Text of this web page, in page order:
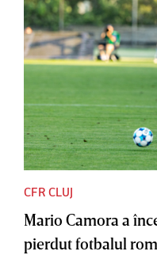
CFR CLUJ
Mario Camora a
pierdut fotbalul